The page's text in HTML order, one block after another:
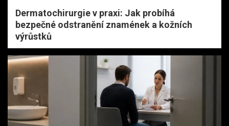
Dermatochirurgie v praxi: Jak probíhá
bezpečné odstranění znamének a kožních
výrůstků